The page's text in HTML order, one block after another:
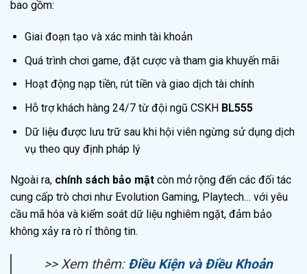
bao gồm:
Giai đoạn tạo và xác minh tài khoản
Quá trình chơi game, đặt cược và tham gia khuyến mãi
Hoạt động nạp tiền, rút tiền và giao dịch tài chính
Hỗ trợ khách hàng 24/7 từ đội ngũ CSKH BL555
Dữ liệu được lưu trữ sau khi hội viên ngừng sử dụng dịch
vụ theo quy định pháp lý
Ngoài ra, chính sách bảo mật còn mở rộng đến các đối tác
cung cấp trò chơi như Evolution Gaming, Playtech… với yêu
cầu mã hóa và kiểm soát dữ liệu nghiêm ngặt, đảm bảo
không xảy ra rò rỉ thông tin.
>> Xem thêm: Điều Kiện và Điều Khoản